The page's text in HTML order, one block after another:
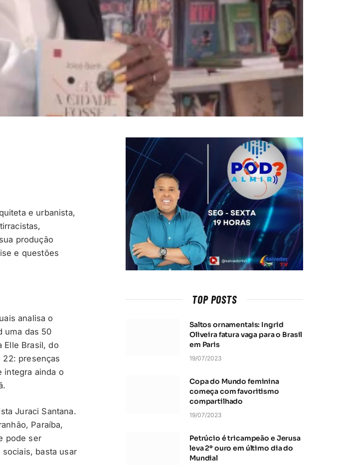
e urbanista,
produção
e questões
analisa o
uma das 50
Elle Brasil, do
presenças
integra ainda o
Juraci Santana.
Paraíba,
pode ser
basta usar
TOP POSTS
Saltos ornamentais: Ingrid
Oliveira fatura vaga para o Brasil
em Paris
19/07/2023
Copa do Mundo feminina
começa com favoritismo
compartilhado
19/07/2023
Petrúcio é tricampeão e Jerusa
leva 2º ouro em último dia do
Mundial